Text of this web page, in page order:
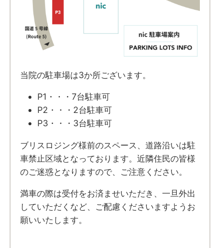
当院の駐車場は3か所ございます。
P1・・・7台駐車可
P2・・・2台駐車可
P3・・・3台駐車可
ブリスロジング様前のスペース、道路沿いは駐
車禁止区域となっております。近隣住民の皆様
のご迷惑となりますので、ご注意ください。
満車の際は受付をお済ませいただき、一旦外出
していただくなど、ご配慮くださいますようお
願いいたします。